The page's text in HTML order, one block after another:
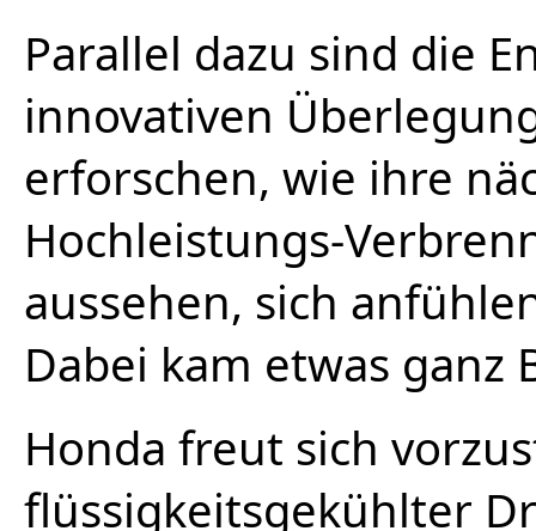
Parallel dazu sind die
innovativen
erforschen, wie ihre
Hochleistungs-
aussehen, sich
Dabei kam etwas ganz
Honda freut sich
flüssigkeitsgekühlter